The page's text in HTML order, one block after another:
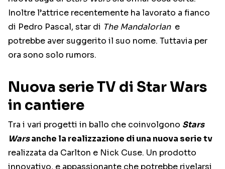
Inoltre l’attrice recentemente ha lavorato a fianco
di Pedro Pascal, star di The Mandalorian e
potrebbe aver suggerito il suo nome. Tuttavia per
ora sono solo rumors.
Nuova serie TV di Star Wars
in cantiere
Tra i vari progetti in ballo che coinvolgono Stars
Warsanche la realizzazione di una nuova serie tv
realizzata da Carlton e Nick Cuse. Un prodotto
innovativo, e appassionante che potrebbe rivelarsi